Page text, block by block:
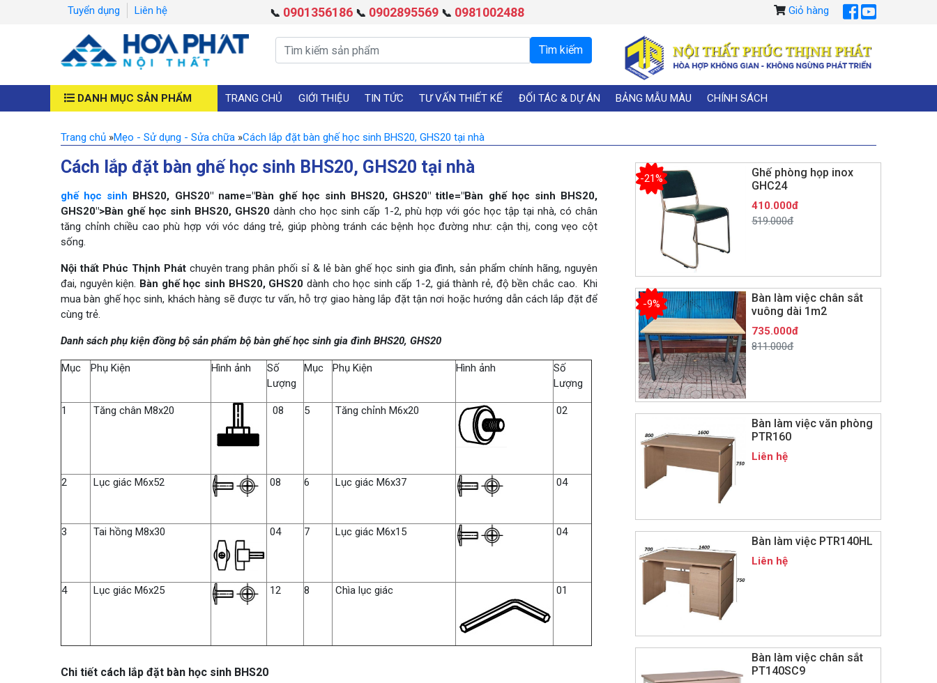
Tuyển dụng Liên hệ 📞 0901356186 📞 0902895569 📞 0981002488 Giỏ hàng
DANH MỤC SẢN PHẨM TRANG CHỦ GIỚI THIỆU TIN TỨC TƯ VẤN THIẾT KẾ ĐỐI TÁC & DỰ ÁN BẢNG MẪU MÀU CHÍNH SÁCH
Trang chủ »Mẹo - Sử dụng - Sửa chữa »Cách lắp đặt bàn ghế học sinh BHS20, GHS20 tại nhà
Cách lắp đặt bàn ghế học sinh BHS20, GHS20 tại nhà
ghế học sinh BHS20, GHS20" name="Bàn ghế học sinh BHS20, GHS20" title="Bàn ghế học sinh BHS20,
GHS20">Bàn ghế học sinh BHS20, GHS20 dành cho học sinh cấp 1-2, phù hợp với góc học tập tại nhà, có chân
tăng chỉnh chiều cao phù hợp với vóc dáng trẻ, giúp phòng tránh các bệnh học đường như: cận thị, cong vẹo cột
sống.
Nội thất Phúc Thịnh Phátchuyên trang phân phối sỉ & lẻ bàn ghế học sinh gia đình, sản phẩm chính hãng, nguyên
đai, nguyên kiện. Bàn ghế học sinh BHS20, GHS20 dành cho học sinh cấp 1-2, giá thành rẻ, độ bền chắc cao. Khi
mua bàn ghế học sinh, khách hàng sẽ được tư vấn, hỗ trợ giao hàng lắp đặt tận nơi hoặc hướng dẫn cách lắp đặt để
cùng trẻ.
Danh sách phụ kiện đồng bộ sản phẩm bộ bàn ghế học sinh gia đình BHS20, GHS20
Mục Phụ Kiện Hình ảnh
Số
Lượng
Mục Phụ Kiện Hình ảnh
Số
Lượng
1 Tăng chân M8x20 08 5 Tăng chỉnh M6x20 02
2 Lục giác M6x52 08 6 Lục giác M6x37 04
3 Tai hồng M8x30 04 7 Lục giác M6x15 04
4 Lục giác M6x25 12 8 Chìa lục giác 01
Chi tiết cách lắp đặt bàn học sinh BHS20
Ghế phòng họp inox
GHC24
-21%
410.000đ
519.000đ
Bàn làm việc chân sắt
vuông dài 1m2
-9%
735.000đ
811.000đ
Bàn làm việc văn phòng
PTR160
Liên hệ
Bàn làm việc PTR140HL
Liên hệ
Bàn làm việc chân sắt
PT140SC9